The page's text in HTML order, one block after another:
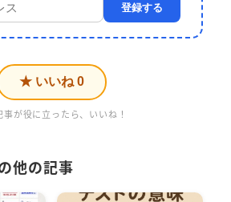
登録する
★ いいね 0
事が役に立ったら、いいね！
他の記事